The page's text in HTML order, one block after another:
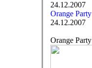
24.12.2007
Orange Party
24.12.2007
Orange Party